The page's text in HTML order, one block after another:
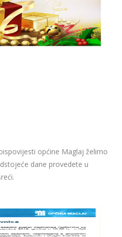
općine Maglaj želimo
dane provedete u